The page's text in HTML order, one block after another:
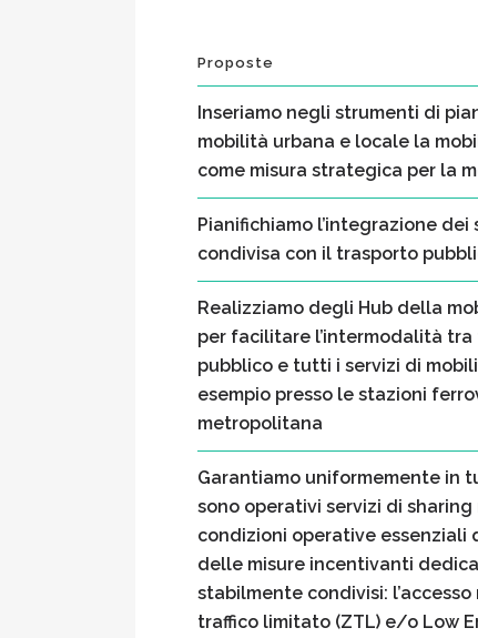
Proposte
Inseriamo negli strumenti di
mobilità urbana e locale la
come misura strategica per la
Pianifichiamo l’integrazione
condivisa con il trasporto
Realizziamo degli Hub della
per facilitare l’intermodalità
pubblico e tutti i servizi di
esempio presso le stazioni
metropolitana
Garantiamo uniformemente in
sono operativi servizi di sharing
condizioni operative essenziali
delle misure incentivanti
stabilmente condivisi:
traffico limitato (ZTL) e/o Low